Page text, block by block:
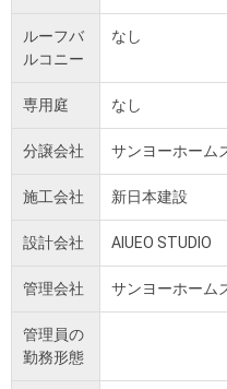
ルーフバ
ルコニー
なし
専用庭 なし
分譲会社 サンヨーホーム
施工会社 新日本建設
設計会社 AIUEO STUDIO
管理会社 サンヨーホーム
管理員の
勤務形態